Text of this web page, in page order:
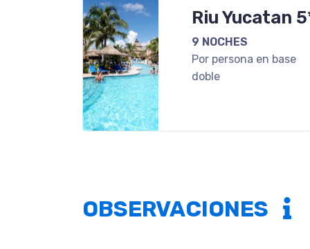
Riu Yucatan
9 NOCHES
Por persona en base
doble
OBSERVACIONES